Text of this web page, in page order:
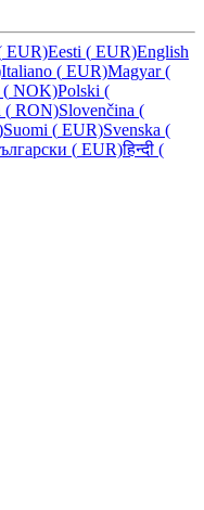
EUR)Eesti ( EUR)English
Italiano ( EUR)Magyar(
( NOK)Polski (
( RON)Slovenčina (
Suomi ( EUR)Svenska (
( EUR)हिन्दी (